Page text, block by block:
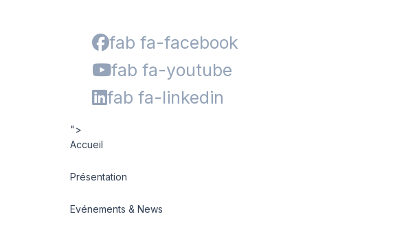
fab fa-facebook
fab fa-youtube
fab fa-linkedin
">
Accueil
Présentation
Evénements & News